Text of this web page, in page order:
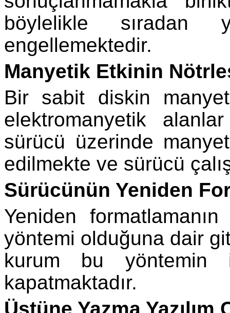
böylelikle sıradan
engellemektedir.
Manyetik Etkinin
Bir sabit diskin
elektromanyetik
sürücü üzerinde
edilmekte ve sürücü
Sürücünün Yeniden
Yeniden
yöntemi olduğuna dair
kurum bu yöntemin
kapatmaktadır.